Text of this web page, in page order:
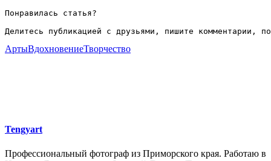
Понравилась статья?
Делитесь публикацией с друзьями, пишите комментарии,
АртыВдохновениеТворчество
Tengyart
Профессиональный фотограф из Приморского края. Работаю в